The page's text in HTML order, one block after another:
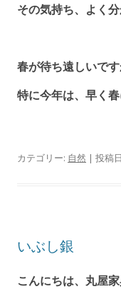
その気持ち、よく分
春が待ち遠しいです
特に今年は、早く
カテゴリー: 自然 | 投稿
いぶし銀
こんにちは、丸屋